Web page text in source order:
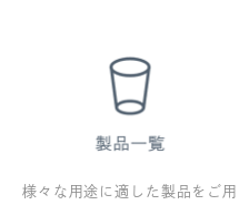
様々な用途に適した製品をご用